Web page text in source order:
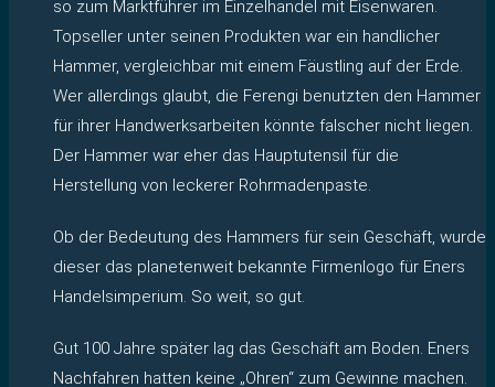
so zum Marktführer im Einzelhandel mit Eisenwaren.
Topseller unter seinen Produkten war ein handlicher
Hammer, vergleichbar mit einem Fäustling auf der Erde.
Wer allerdings glaubt, die Ferengi benutzten den Hammer
für ihrer Handwerksarbeiten könnte falscher nicht liegen.
Der Hammer war eher das Hauptutensil für die
Herstellung von leckerer Rohrmadenpaste.
Ob der Bedeutung des Hammers für sein Geschäft, wurde
dieser das planetenweit bekannte Firmenlogo für Eners
Handelsimperium. So weit, so gut.
Gut 100 Jahre später lag das Geschäft am Boden. Eners
Nachfahren hatten keine „Ohren“ zum Gewinne machen.